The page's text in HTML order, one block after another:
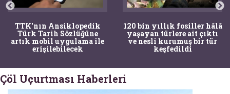
TTK'nın Ansiklopedik
Türk Tarih Sözlüğüne
artık mobil uygulama ile
erişilebilecek
120 bin yıllık fosiller hâlâ
yaşayan türlere ait çıktı
ve nesli kurumuş bir tür
keşfedildi
Çöl Uçurtması Haberleri